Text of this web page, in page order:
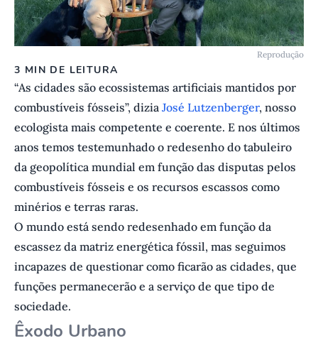
Reprodução
3 MIN DE LEITURA
“As cidades são ecossistemas artificiais mantidos por
combustíveis fósseis”, dizia José Lutzenberger, nosso
ecologista mais competente e coerente. E nos últimos
anos temos testemunhado o redesenho do tabuleiro
da geopolítica mundial em função das disputas pelos
combustíveis fósseis e os recursos escassos como
minérios e terras raras.
O mundo está sendo redesenhado em função da
escassez da matriz energética fóssil, mas seguimos
incapazes de questionar como ficarão as cidades, que
funções permanecerão e a serviço de que tipo de
sociedade.
Ê xodo Urbano